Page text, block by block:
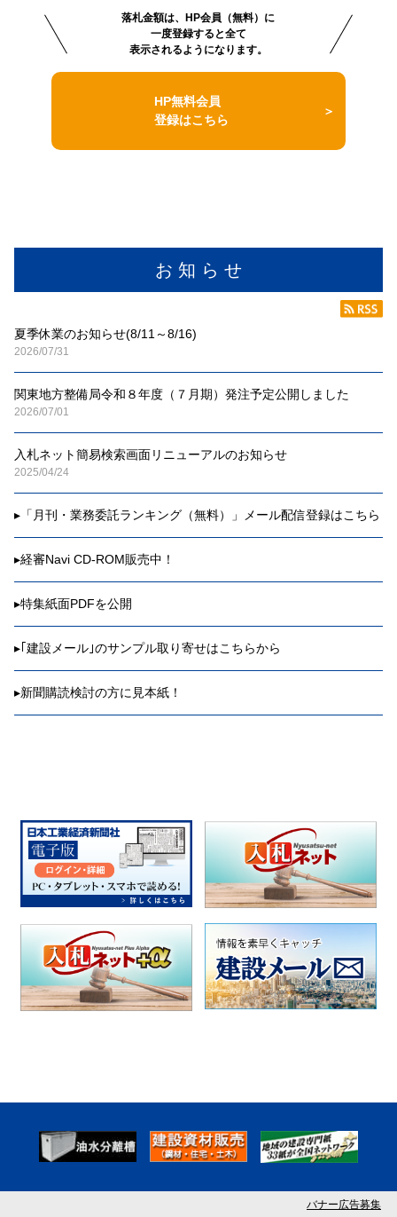
お 知 ら せ
夏季休業のお知らせ(8/11～8/16)
2026/07/31
関東地方整備局令和８年度（７月期）発注予定公開しました
2026/07/01
入札ネット簡易検索画面リニューアルのお知らせ
2025/04/24
▸ 「月刊・業務委託ランキング（無料）」メール配信登録はこちら
▸経審Navi CD-ROM販売中！
▸特集紙面PDFを公開
▸｢建設メール｣のサンプル取り寄せはこちらから
▸新聞購読検討の方に見本紙！
落札金額は、HP会員（無料）に
一度登録すると全て
表示されるようになります。
HP無料会員
登録はこちら
バナー広告募集